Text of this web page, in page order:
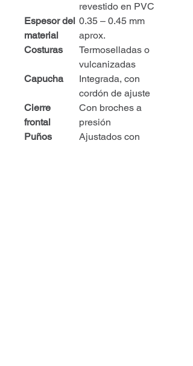
revestido en PVC
Espesor del
material
0.35 – 0.45 mm
aprox.
Costuras
Termoselladas o
vulcanizadas
Capucha
Integrada, con
cordón de ajuste
Cierre
frontal
Con broches a
presión
Puños
Ajustados con